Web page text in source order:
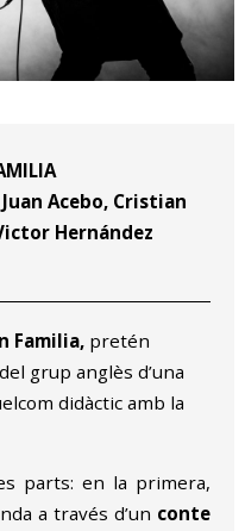
Acebo, Cristian
Hernández
Familia,pretén
grup anglès d’una
didàctic amb la
parts: en la primera,
a través d’un conte